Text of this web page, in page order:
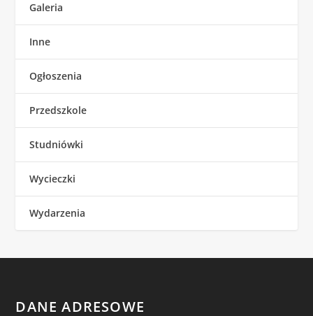
Galeria
Inne
Ogłoszenia
Przedszkole
Studniówki
Wycieczki
Wydarzenia
DANE ADRESOWE